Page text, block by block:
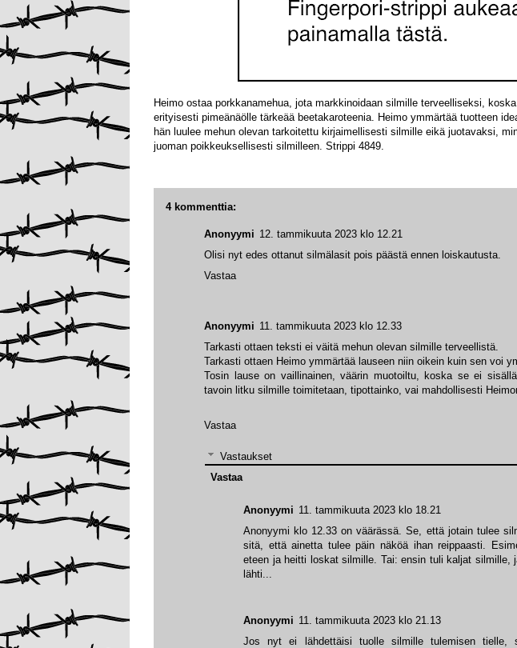
Heimo ostaa porkkanamehua, jota markkinoidaan silmille terveelliseksi,
erityisesti pimeänäölle tärkeää beetakaroteenia. Heimo ymmärtää tuotteen
hän luulee mehun olevan tarkoitettu kirjaimellisesti silmille eikä juotavaksi,
juoman poikkeuksellisesti silmilleen. Strippi 4849.
4 kommenttia:
Anonyymi 11. tammikuuta 2023 klo 12.33
Tarkasti ottaen teksti ei väitä mehun olevan silmille terveellistä.
Tarkasti ottaen Heimo ymmärtää lauseen niin oikein kuin sen voi
Tosin lause on vaillinainen, väärin muotoiltu, koska se ei
tavoin litku silmille toimitetaan, tipottainko, vai mahdollisesti
Vastaa
Vastaukset
Anonyymi 11. tammikuuta 2023 klo 18.21
Anonyymi klo 12.33 on väärässä. Se, että jotain tulee
sitä, että ainetta tulee päin näköä ihan reippaasti.
eteen ja heitti loskat silmille. Tai: ensin tuli kaljat silmille,
lähti...
Anonyymi 11. tammikuuta 2023 klo 21.13
Jos nyt ei lähdettäisi tuolle silmille tulemisen tielle,
Vastaa
Anonyymi 12. tammikuuta 2023 klo 12.21
Olisi nyt edes ottanut silmälasit pois päästä ennen loiskautusta.
Vastaa